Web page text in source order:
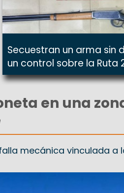
Secuestran un arma sin
un control sobre la Ruta
en una
mecánica vinculada